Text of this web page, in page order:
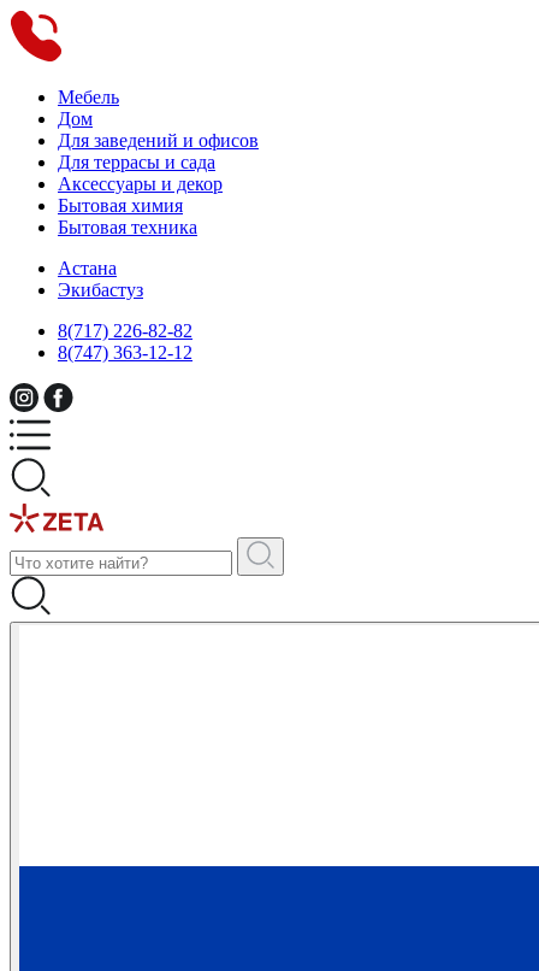
Мебель
Дом
Для заведений и офисов
Для террасы и сада
Аксессуары и декор
Бытовая химия
Бытовая техника
Астана
Экибастуз
8(717) 226-82-82
8(747) 363-12-12